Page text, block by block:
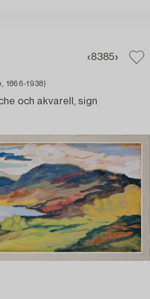
8385
1866-1938)
och akvarell, sign